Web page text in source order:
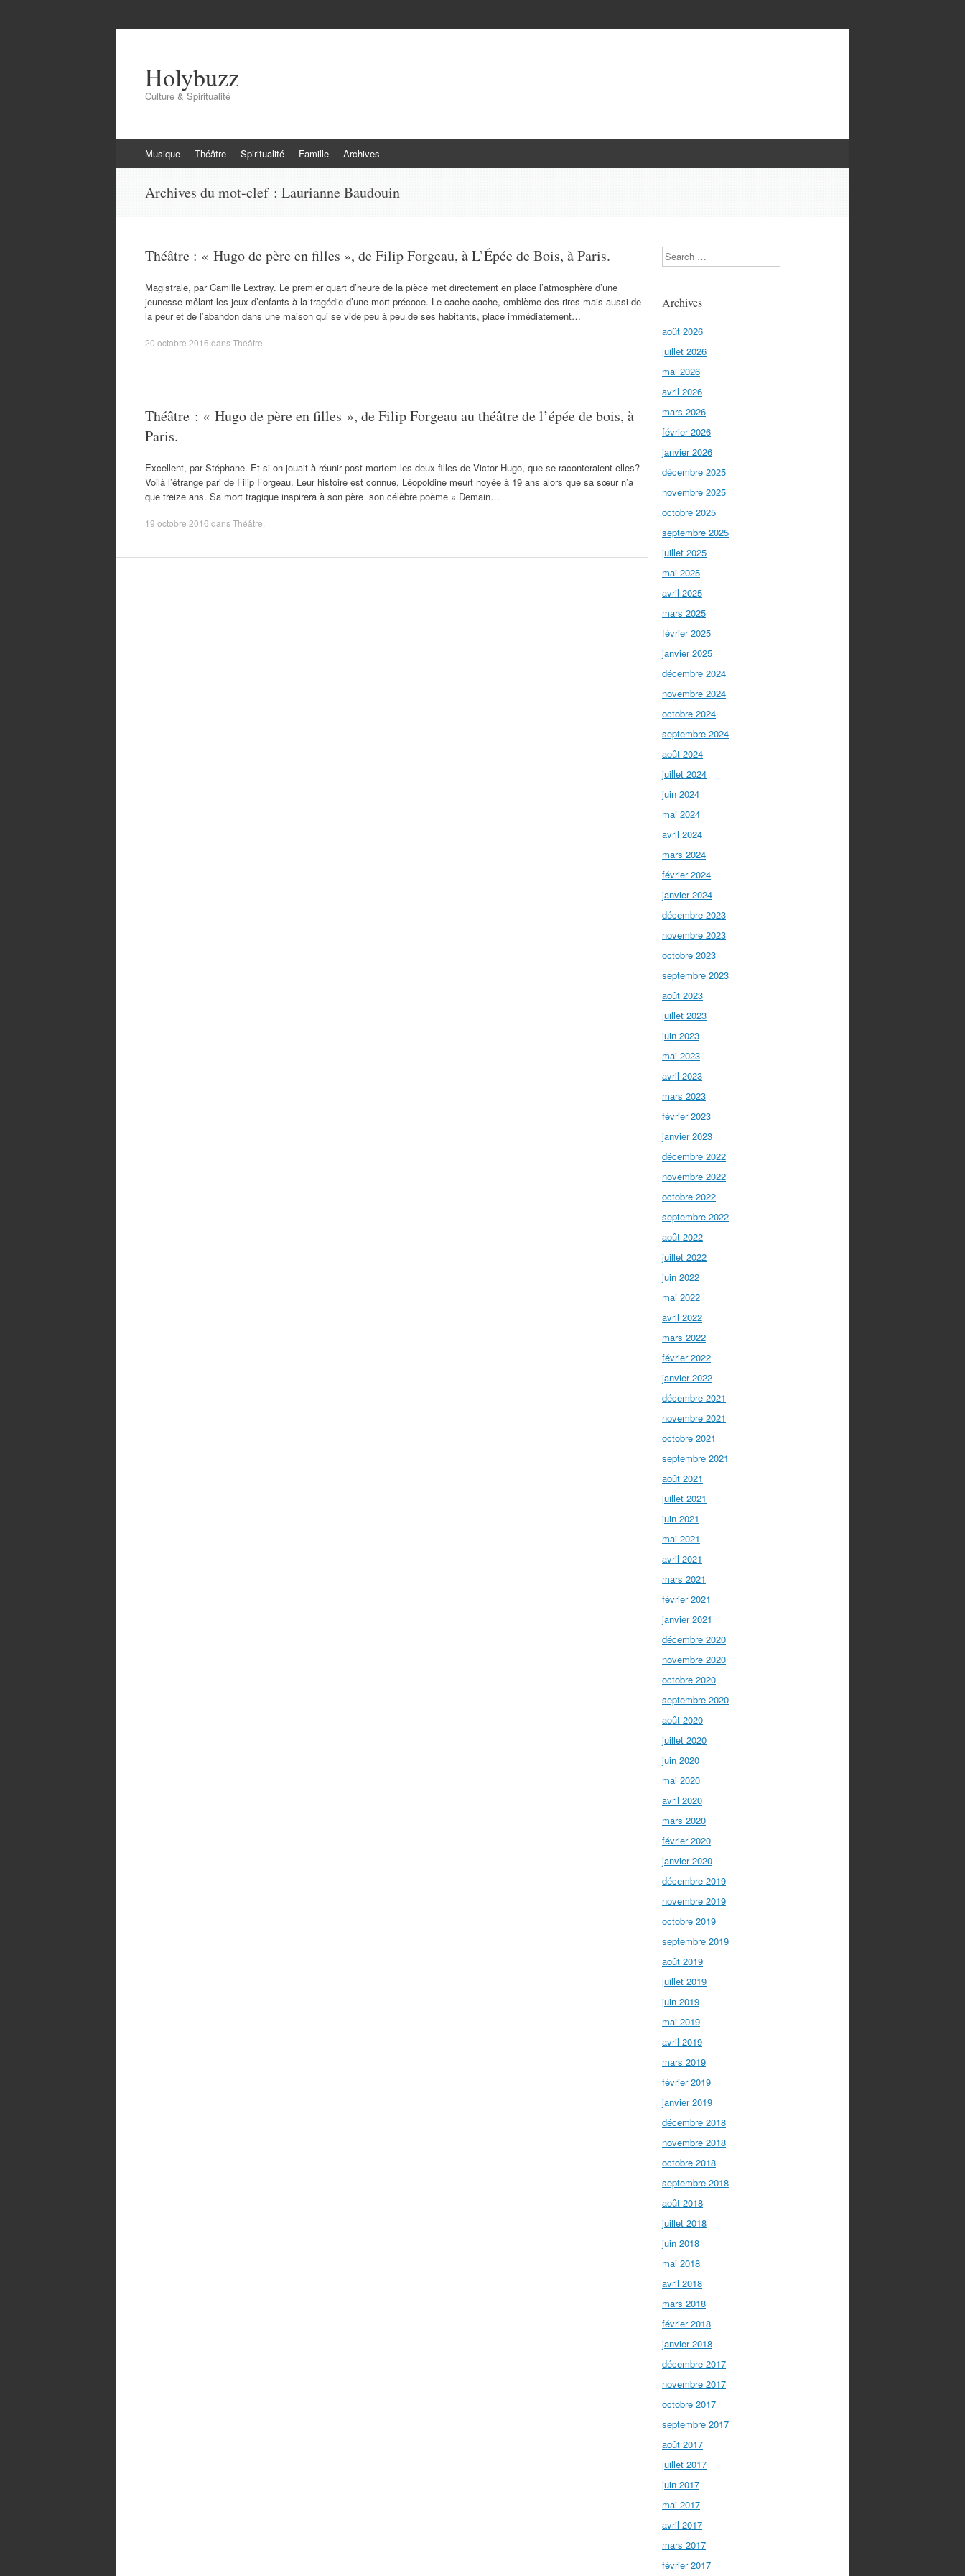
Holybuzz
Culture & Spiritualité
au
Musique Théâtre Spiritualité Famille Archives
Archives du mot-clef : Laurianne Baudouin
Théâtre : « Hugo de père en filles », de Filip Forgeau, à L’Épée de Bois, à Paris.
Magistrale, par Camille Lextray. Le premier quart d’heure de la pièce met directement en place l’atmosphère d’une
jeunesse mêlant les jeux d’enfants à la tragédie d’une mort précoce. Le cache-cache, emblème des rires mais aussi de
la peur et de l’abandon dans une maison qui se vide peu à peu de ses habitants, place immédiatement…
20 octobre 2016 dansThéâtre
Théâtre : « Hugo de père en filles », de Filip Forgeau au théâtre de l’épée de bois, à
Paris.
Excellent, par Stéphane. Et si on jouait à réunir post mortem les deux filles de Victor Hugo, que se raconteraient-elles?
Voilà l’étrange pari de Filip Forgeau. Leur histoire est connue, Léopoldine meurt noyée à 19 ans alors que sa sœur n’a
que treize ans. Sa mort tragique inspirera à son père son célèbre poème « Demain…
19 octobre 2016 dansThéâtre
Search
Archives
août 2026
juillet 2026
mai 2026
avril 2026
mars 2026
février 2026
janvier 2026
décembre 2025
novembre 2025
octobre 2025
septembre 2025
juillet 2025
mai 2025
avril 2025
mars 2025
février 2025
janvier 2025
décembre 2024
novembre 2024
octobre 2024
septembre 2024
août 2024
juillet 2024
juin 2024
mai 2024
avril 2024
mars 2024
février 2024
janvier 2024
décembre 2023
novembre 2023
octobre 2023
septembre 2023
août 2023
juillet 2023
juin 2023
mai 2023
avril 2023
mars 2023
février 2023
janvier 2023
décembre 2022
novembre 2022
octobre 2022
septembre 2022
août 2022
juillet 2022
juin 2022
mai 2022
avril 2022
mars 2022
février 2022
janvier 2022
décembre 2021
novembre 2021
octobre 2021
septembre 2021
août 2021
juillet 2021
juin 2021
mai 2021
avril 2021
mars 2021
février 2021
janvier 2021
décembre 2020
novembre 2020
octobre 2020
septembre 2020
août 2020
juillet 2020
juin 2020
mai 2020
avril 2020
mars 2020
février 2020
janvier 2020
décembre 2019
novembre 2019
octobre 2019
septembre 2019
août 2019
juillet 2019
juin 2019
mai 2019
avril 2019
mars 2019
février 2019
janvier 2019
décembre 2018
novembre 2018
octobre 2018
septembre 2018
août 2018
juillet 2018
juin 2018
mai 2018
avril 2018
mars 2018
février 2018
janvier 2018
décembre 2017
novembre 2017
octobre 2017
septembre 2017
août 2017
juillet 2017
juin 2017
mai 2017
avril 2017
mars 2017
février 2017